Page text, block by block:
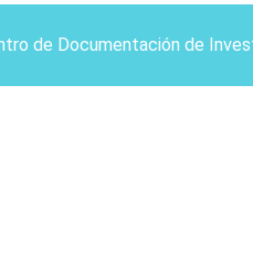
de Documentación de